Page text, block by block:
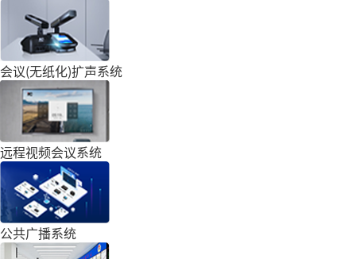
会议(无纸化)扩声系统
远程视频会议系统
公共广播系统